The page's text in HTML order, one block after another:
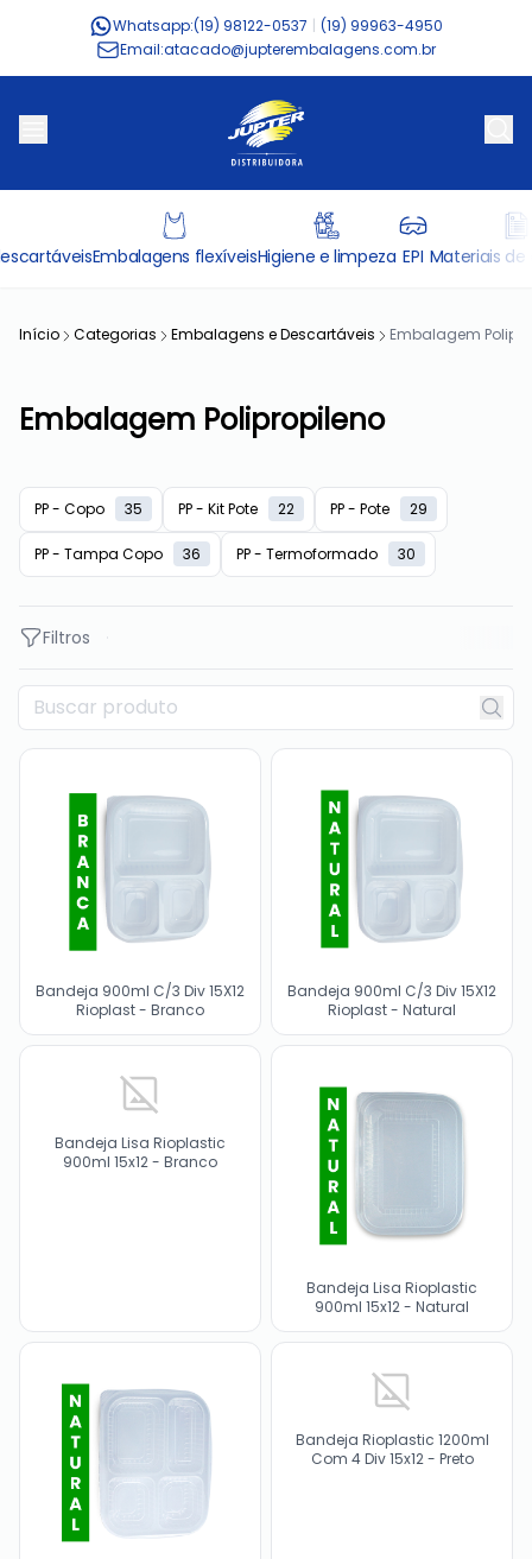
Whatsapp:(19) 98122-0537
(19) 99963-4950
Email:atacado@jupterembalagens.com.br
Embalagens flexíveisHigiene e limpeza EPI Materiais de
Início Categorias Embalagens e Descartáveis Embalagem
Embalagem Polipropileno
PP - Copo 35 PP - Kit Pote 22 PP - Pote 29
PP - Tampa Copo 36 PP - Termoformado 30
Filtros
Bandeja 900ml C/3 Div 15X12
Rioplast - Branco
Bandeja 900ml C/3 Div 15X12
Rioplast - Natural
Bandeja Lisa Rioplastic
900ml 15x12 - Branco
Bandeja Lisa Rioplastic
900ml 15x12 - Natural
Bandeja Rioplastic 1200ml
Com 4 Div 15x12 - Preto